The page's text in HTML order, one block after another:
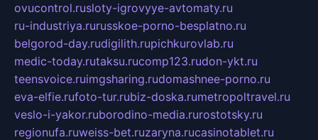
ovucontrol.rusloty-igrovyye-avtomaty.ru
ru-industriya.rurusskoe-porno-besplatno.ru
belgorod-day.rudigilith.rupichkurovlab.ru
medic-today.rutaksu.rucomp123.rudon-ykt.ru
teensvoice.ruimgsharing.rudomashnee-porno.ru
eva-elfie.rufoto-tur.rubiz-doska.rumetropoltravel.ru
veslo-i-yakor.ruborodino-media.rurostotsky.ru
regionufa.ruweiss-bet.ruzaryna.rucasinotablet.ru